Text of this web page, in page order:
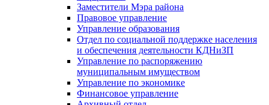
Заместители Мэра района
Правовое управление
Управление образования
Отдел по социальной поддержке населения
и обеспечения деятельности КДНиЗП
Управление по распоряжению
муниципальным имуществом
Управление по экономике
Финансовое управление